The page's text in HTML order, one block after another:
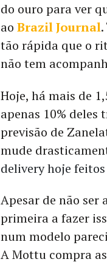
do ouro para ver
aoBrazil Journal
tão rápida que o
não tem
Hoje, há mais de
apenas 10%
previsão de
mude
delivery hoje
Apesar de não ser
primeira a fazer
num modelo
A Mottu compra